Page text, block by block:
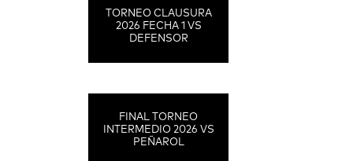
TORNEO CLAUSURA
2026 FECHA 1 VS
DEFENSOR
FINAL TORNEO
INTERMEDIO 2026 VS
PEÑAROL